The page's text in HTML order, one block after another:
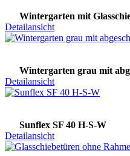
Wintergarten mit
Detailansicht
Wintergarten grau mit
Detailansicht
Sunflex SF 40 H-S-W
Detailansicht